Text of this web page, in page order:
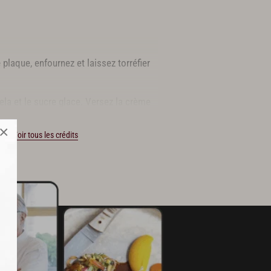
×
enfournez et laissez torréfier
Voir tous les crédits